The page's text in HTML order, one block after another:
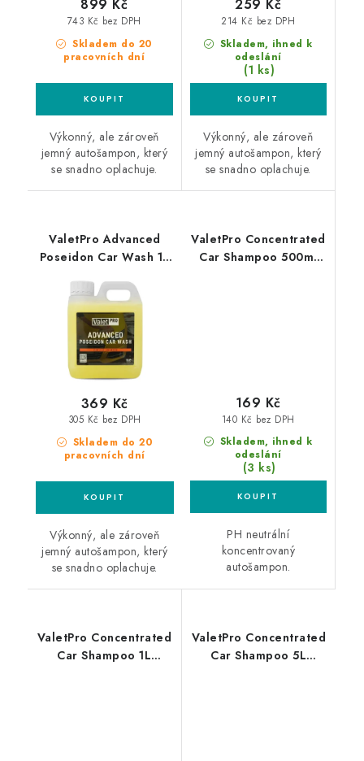
Skladem do 20
pracovních dní
743 Kč bez DPH
899 Kč
Výkonný, ale zároveň
jemný autošampon, který
se snadno oplachuje.
Skladem, ihned k
odeslání
(1 ks)
214 Kč bez DPH
259 Kč
Výkonný, ale zároveň
jemný autošampon, který
se snadno oplachuje.
ValetPro Advanced
Poseidon Car Wash 1L
Skladem do 20
pracovních dní
305 Kč bez DPH
369 Kč
Výkonný, ale zároveň
jemný autošampon, který
se snadno oplachuje.
ValetPro Concentrated
Car Shampoo 500ml
Skladem, ihned k
odeslání
(3 ks)
140 Kč bez DPH
169 Kč
PH neutrální
koncentrovaný
autošampon.
ValetPro Concentrated
Car Shampoo 1L
ValetPro Concentrated
Car Shampoo 5L